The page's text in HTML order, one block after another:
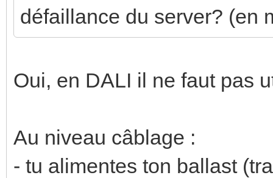
défaillance du server? (en
Oui, en DALI il ne faut pas
Au niveau câblage :
- tu alimentes ton ballast